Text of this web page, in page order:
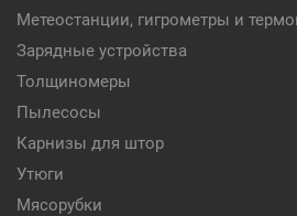
Метеостанции, гигрометры и
Зарядные устройства
Толщиномеры
Пылесосы
Карнизы для штор
Утюги
Мясорубки